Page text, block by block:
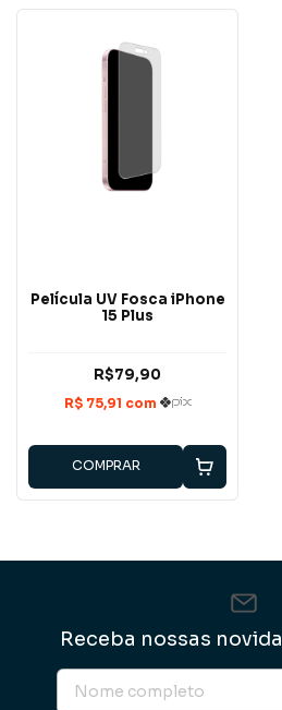
Película UV Fosca iPhone
15 Plus
R$79,90
COMPRAR
Receba nossas